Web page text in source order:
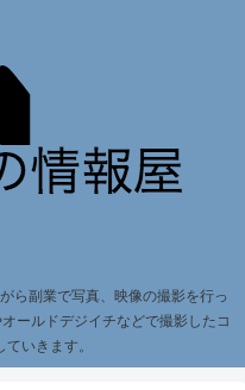
ら副業で写真、映像の撮影を行っ
ールドデジイチなどで撮影したコ
いきます。